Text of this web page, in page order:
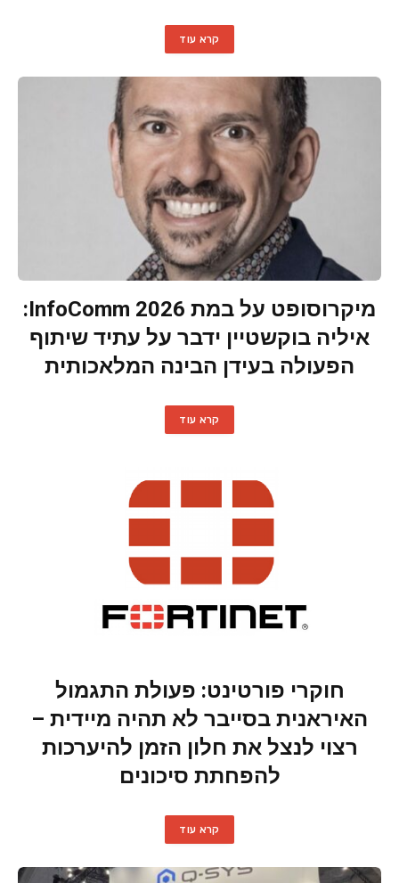
קרא עוד
מיקרוסופט על במת InfoComm 2026:
איליה בוקשטיין ידבר על עתיד שיתוף
הפעולה בעידן הבינה המלאכותית
קרא עוד
חוקרי פורטינט: פעולת התגמול
האיראנית בסייבר לא תהיה מיידית –
רצוי לנצל את חלון הזמן להיערכות
להפחתת סיכונים
קרא עוד